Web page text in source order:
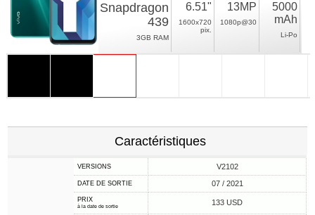
Snapdragon
439
3GB RAM
6.51"
1600x720
pix.
13MP
1080p@30
5000
mAh
Li-Po
Caractéristiques
VERSIONS V2102
DATE DE SORTIE 07 / 2021
PRIX
à la date de sortie 133 USD